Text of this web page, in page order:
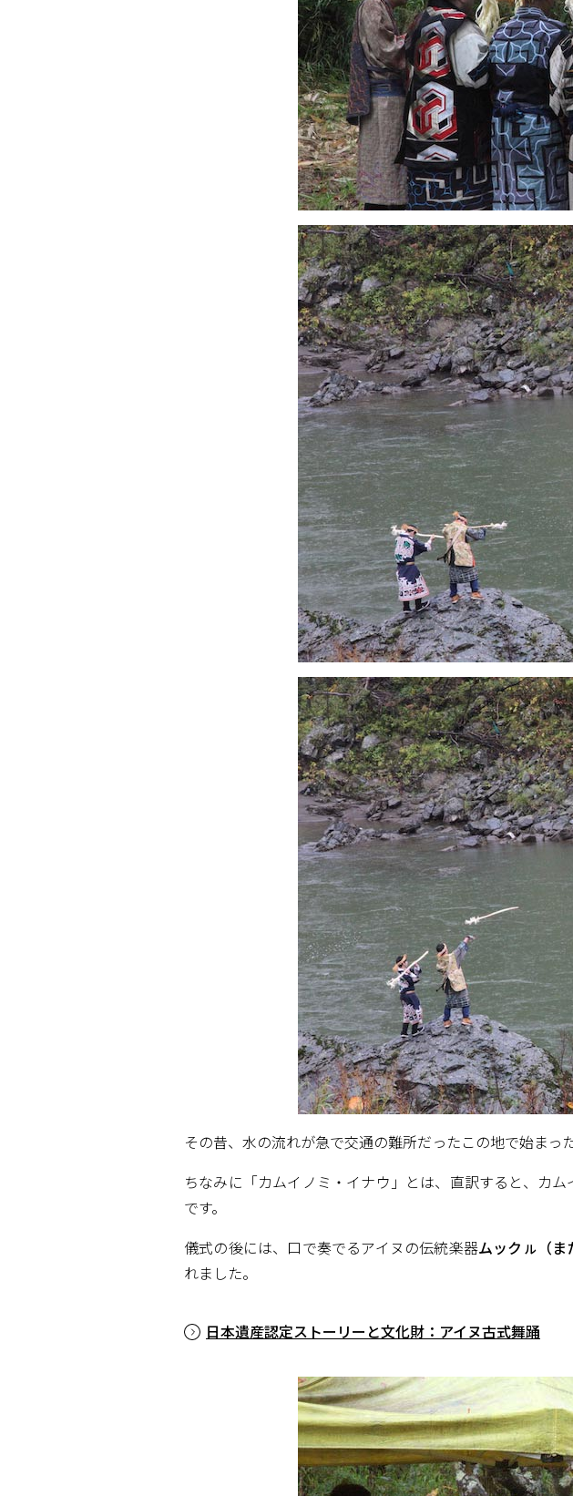
その昔、水の流れが急で交通の難所だったこの地で始まっ
ちなみに「カムイノミ・イナウ」とは、直訳すると、カ
です。
儀式の後には、口で奏でるアイヌの伝統楽器ムックㇽ（ま
れました。
日本遺産認定ストーリーと文化財：アイヌ古式舞踊